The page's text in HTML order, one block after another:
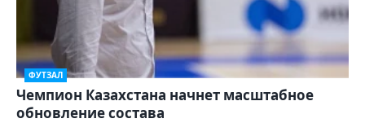
ФУТЗАЛ
Чемпион Казахстана начнет масштабное
обновление состава